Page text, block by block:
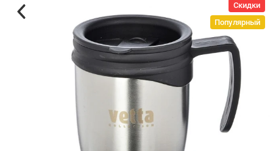
Скидки
Популярный